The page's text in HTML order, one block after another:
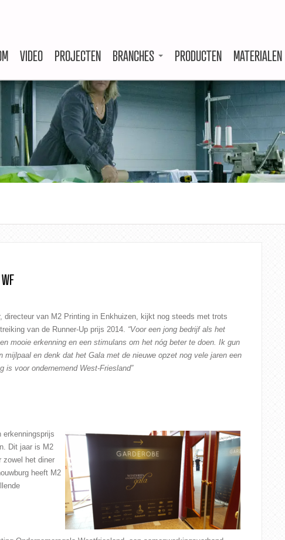
VIDEO PROJECTEN BRANCHES PRODUCTEN MATERIALEN
, directeur van M2 Printing in Enkhuizen, kijkt nog steeds met trots
van de Runner-Up prijs 2014. “Voor een jong bedrijf als het
mooie erkenning en een stimulans om het nóg beter te doen. Ik gun
mijlpaal en denk dat het Gala met de nieuwe opzet nog vele jaren een
is voor ondernemend West-Friesland”
erkenningsprijs
Dit jaar is M2
zowel het diner
heeft M2